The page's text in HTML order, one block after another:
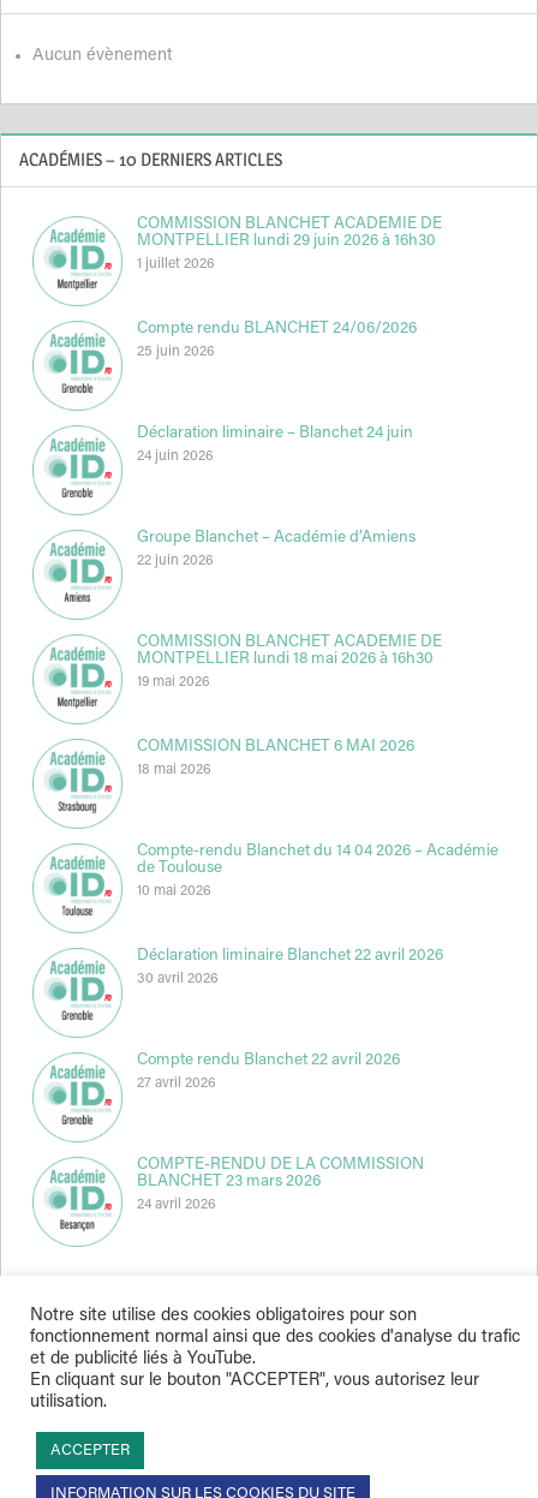
Aucun évènement
ACADÉMIES – 10 DERNIERS ARTICLES
COMMISSION BLANCHET ACADEMIE DE
MONTPELLIER lundi 29 juin 2026 à 16h30
1 juillet 2026
Compte rendu BLANCHET 24/06/2026
25 juin 2026
Déclaration liminaire – Blanchet 24 juin
24 juin 2026
Groupe Blanchet – Académie d’Amiens
22 juin 2026
COMMISSION BLANCHET ACADEMIE DE
MONTPELLIER lundi 18 mai 2026 à 16h30
19 mai 2026
COMMISSION BLANCHET 6 MAI 2026
18 mai 2026
Compte-rendu Blanchet du 14 04 2026 – Académie
de Toulouse
10 mai 2026
Déclaration liminaire Blanchet 22 avril 2026
30 avril 2026
Compte rendu Blanchet 22 avril 2026
27 avril 2026
COMPTE-RENDU DE LA COMMISSION
BLANCHET 23 mars 2026
24 avril 2026
Indépendance & Direction © 2026
Notre site utilise des cookies obligatoires pour son
fonctionnement normal ainsi que des cookies d'analyse du trafic
et de publicité liés à YouTube.
En cliquant sur le bouton "ACCEPTER", vous autorisez leur
utilisation.
ACCEPTER
INFORMATION SUR LES COOKIES DU SITE